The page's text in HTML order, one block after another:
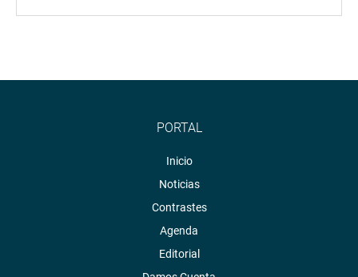
PORTAL
Inicio
Noticias
Contrastes
Agenda
Editorial